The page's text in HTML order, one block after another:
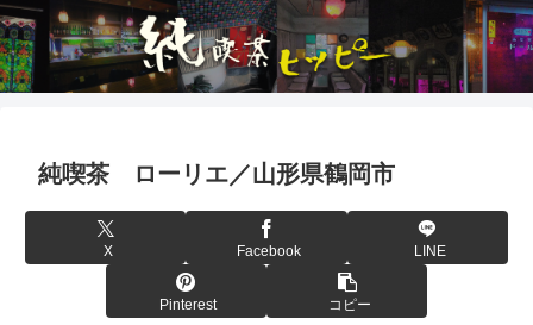
純喫茶 ローリエ／山形県鶴岡市
X Facebook LINE
Pinterest コピー